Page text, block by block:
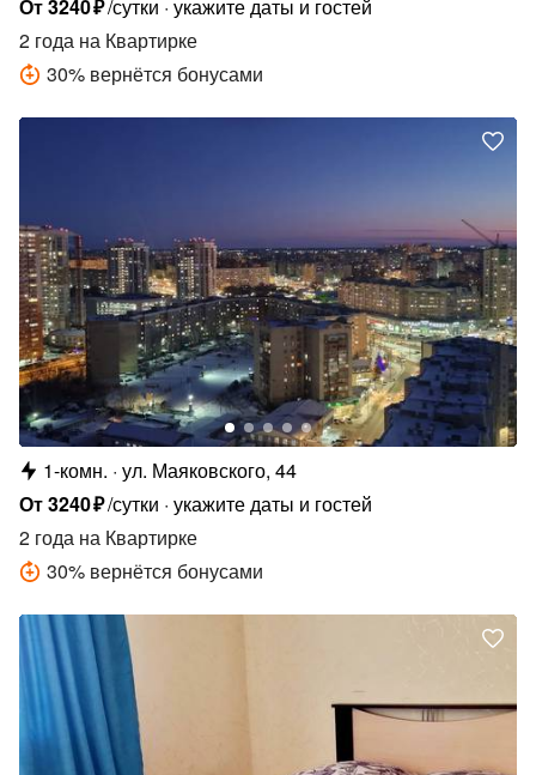
От3240₽/сутки укажите даты и гостей
2 года на Квартирке
30% вернётся бонусами
1-комн. ул. Маяковского, 44
От3240₽/сутки укажите даты и гостей
2 года на Квартирке
30% вернётся бонусами